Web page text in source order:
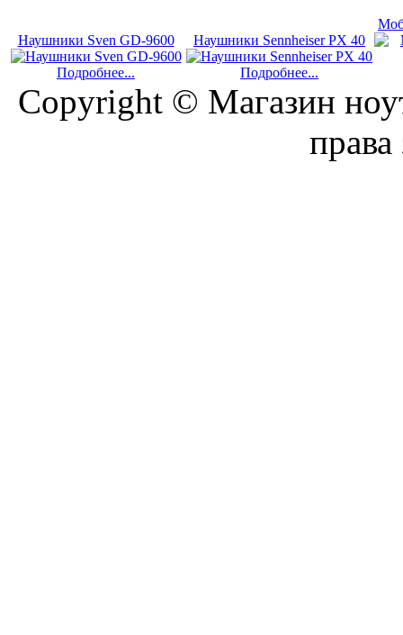
Наушники Sven GD-9600
Подробнее...
Наушники Sennheiser PX 40
Подробнее...
Copyright © Магазин